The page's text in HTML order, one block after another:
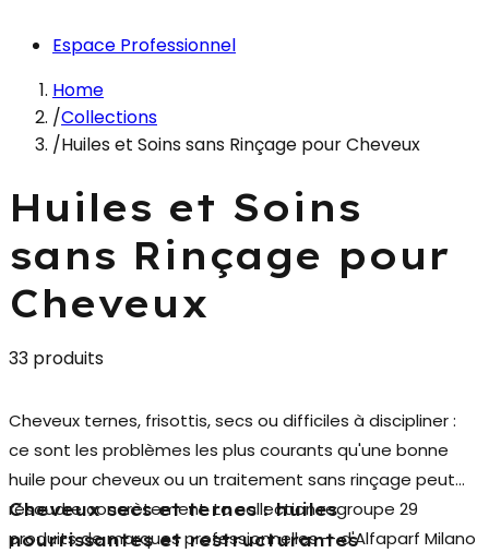
Espace Professionnel
Home
/Collections
/Huiles et Soins sans Rinçage pour Cheveux
Huiles et Soins
sans Rinçage pour
Cheveux
33 produits
Cheveux ternes, frisottis, secs ou difficiles à discipliner :
ce sont les problèmes les plus courants qu'une bonne
huile pour cheveuxou un traitement sans rinçage peut
résoudre concrètement. La collection regroupe 29
produits de marques professionnelles — d'Alfaparf Milano
Cheveux secs et ternes : huiles
nourrissantes et restructurantes